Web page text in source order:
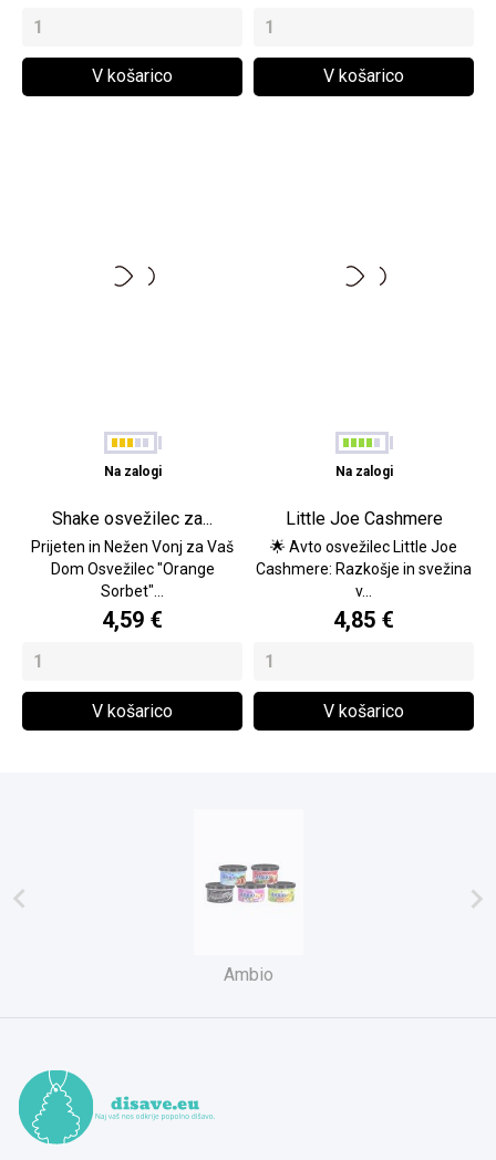
V košarico V košarico
Na zalogi
Shake osvežilec za...
Prijeten in Nežen Vonj za Vaš
Dom Osvežilec "Orange
Sorbet"...
4,59 €
V košarico
Na zalogi
Little Joe Cashmere
🌟 Avto osvežilec Little Joe
Cashmere: Razkošje in svežina
v...
4,85 €
V košarico

Ambio
